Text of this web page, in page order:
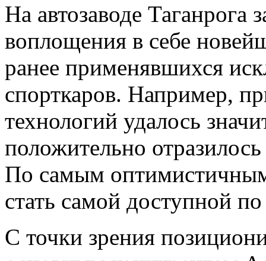
На автозаводе Таганрога
воплощения в себе
ранее применявшихся
спорткаров. Например,
технологий удалось
положительно
По самым
стать самой доступной
С точки зрения